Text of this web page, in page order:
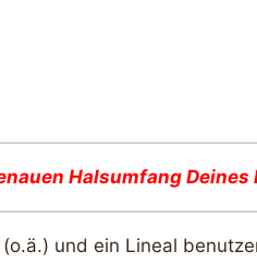
Halsumfang Deines
und ein Lineal